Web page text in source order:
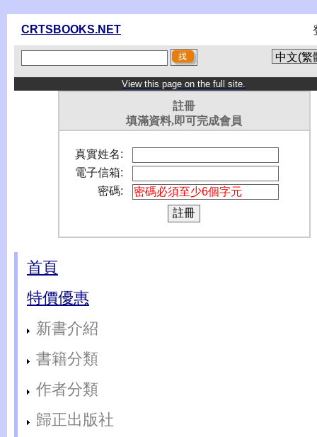
CRTSBOOKS.NET
View this page on the full site.
註冊
填滿資料,即可完成會員
真實姓名:
電子信箱:
密碼:
首頁
特價優惠
新書介紹
書籍分類
作者分類
歸正出版社